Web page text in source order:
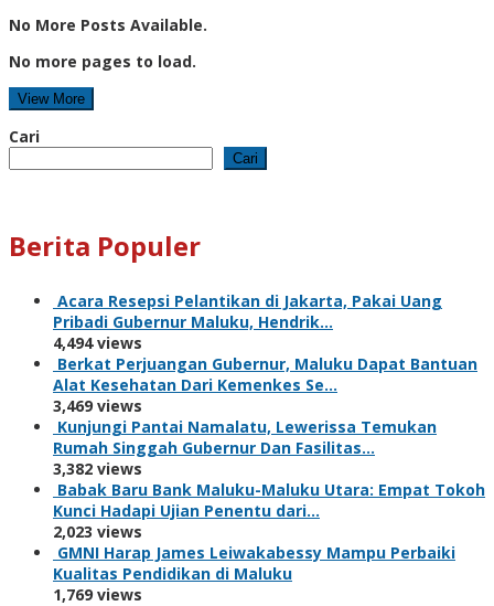
No More Posts Available.
No more pages to load.
View More
Cari
Cari
Berita Populer
Acara Resepsi Pelantikan di Jakarta, Pakai Uang
Pribadi Gubernur Maluku, Hendrik…
4,494 views
Berkat Perjuangan Gubernur, Maluku Dapat Bantuan
Alat Kesehatan Dari Kemenkes Se…
3,469 views
Kunjungi Pantai Namalatu, Lewerissa Temukan
Rumah Singgah Gubernur Dan Fasilitas…
3,382 views
Babak Baru Bank Maluku-Maluku Utara: Empat Tokoh
Kunci Hadapi Ujian Penentu dari…
2,023 views
GMNI Harap James Leiwakabessy Mampu Perbaiki
Kualitas Pendidikan di Maluku
1,769 views